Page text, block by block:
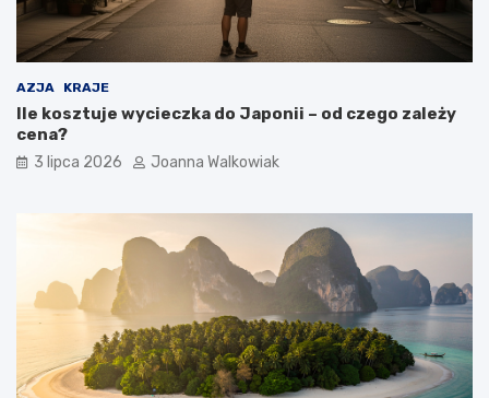
AZJA KRAJE
Ile kosztuje wycieczka do Japonii – od czego zależy
cena?
3 lipca 2026 Joanna Walkowiak